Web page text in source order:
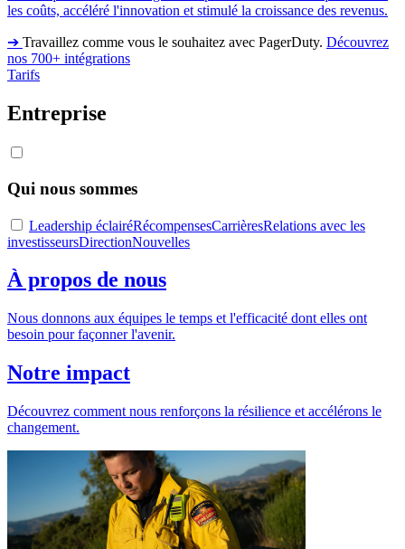
les coûts, accéléré l'innovation et stimulé la croissance des revenus.
➔ Travaillez comme vous le souhaitez avec PagerDuty. Découvrez
nos 700+ intégrations
Tarifs
Entreprise
Qui nous sommes
Leadership éclairéRécompensesCarrièresRelations avec les
investisseursDirectionNouvelles
À propos de nous
Nous donnons aux équipes le temps et l'efficacité dont elles ont
besoin pour façonner l'avenir.
Notre impact
Découvrez comment nous renforçons la résilience et accélérons le
changement.